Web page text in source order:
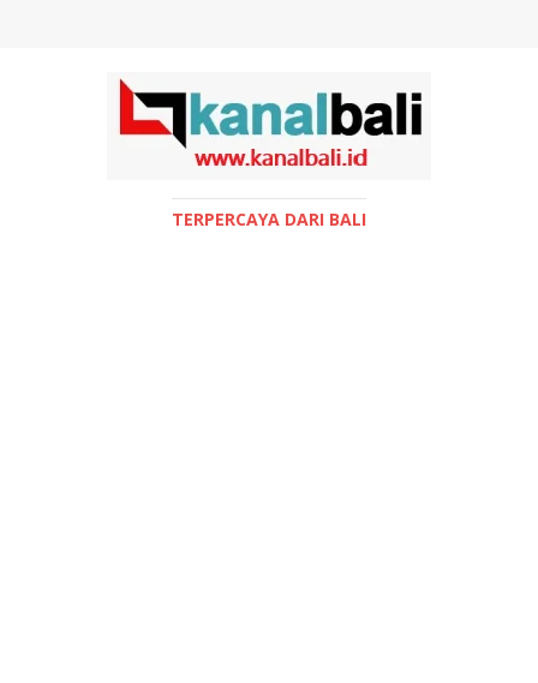
TERPERCAYA DARI BALI